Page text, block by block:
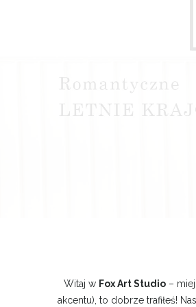
Witaj w Fox Art Studio –
akcentu), to dobrze trafiłeś!